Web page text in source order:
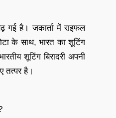
गई है। जकार्ता में राइफल
के साथ, भारत का शूटिंग
शूटिंग बिरादरी अपनी
तत्पर है।